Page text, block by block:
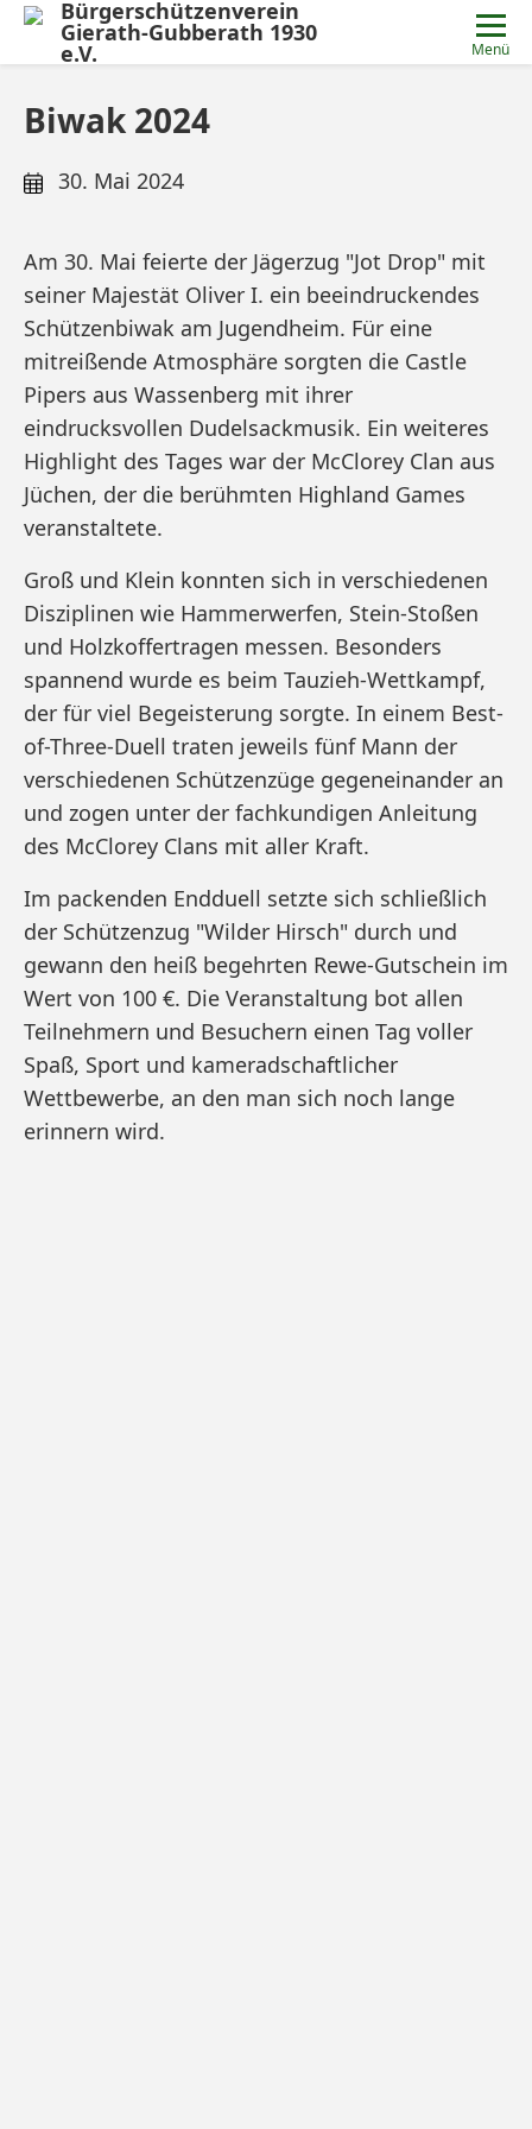
Bürgerschützenverein
Gierath-Gubberath 1930
e.V. Menü
Biwak 2024
30. Mai 2024
Am 30. Mai feierte der Jägerzug "Jot Drop" mit
seiner Majestät Oliver I. ein beeindruckendes
Schützenbiwak am Jugendheim. Für eine
mitreißende Atmosphäre sorgten die Castle
Pipers aus Wassenberg mit ihrer
eindrucksvollen Dudelsackmusik. Ein weiteres
Highlight des Tages war der McClorey Clan aus
Jüchen, der die berühmten Highland Games
veranstaltete.
Groß und Klein konnten sich in verschiedenen
Disziplinen wie Hammerwerfen, Stein-Stoßen
und Holzkoffertragen messen. Besonders
spannend wurde es beim Tauzieh-Wettkampf,
der für viel Begeisterung sorgte. In einem Best-
of-Three-Duell traten jeweils fünf Mann der
verschiedenen Schützenzüge gegeneinander an
und zogen unter der fachkundigen Anleitung
des McClorey Clans mit aller Kraft.
Im packenden Endduell setzte sich schließlich
der Schützenzug "Wilder Hirsch" durch und
gewann den heiß begehrten Rewe-Gutschein im
Wert von 100 €. Die Veranstaltung bot allen
Teilnehmern und Besuchern einen Tag voller
Spaß, Sport und kameradschaftlicher
Wettbewerbe, an den man sich noch lange
erinnern wird.